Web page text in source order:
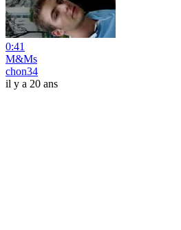
0:41
M&Ms
chon34
il y a 20 ans